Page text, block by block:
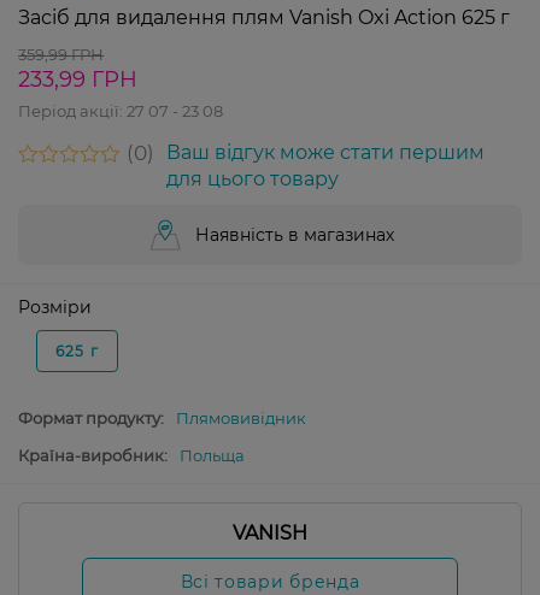
Засіб для видалення плям Vanish Oxi Action 625 г
359,99 ГРН
233,99 ГРН
Період акції: 27 07 - 23 08
0
Ваш відгук може стати першим
для цього товару
Наявність в магазинах
Розміри
625 г
Формат продукту:
Плямовивідник
Країна-виробник:
Польща
VANISH
Всі товари бренда